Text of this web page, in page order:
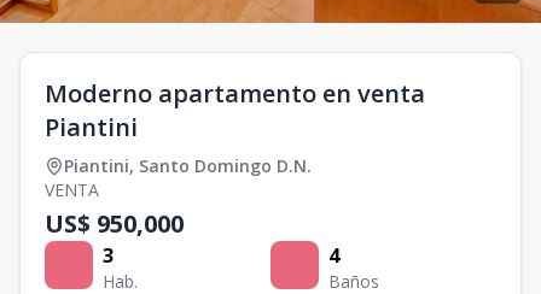
Moderno apartamento en venta
Piantini
Piantini, Santo Domingo D.N.
VENTA
US$ 950,000
3
Hab.
4
Baños